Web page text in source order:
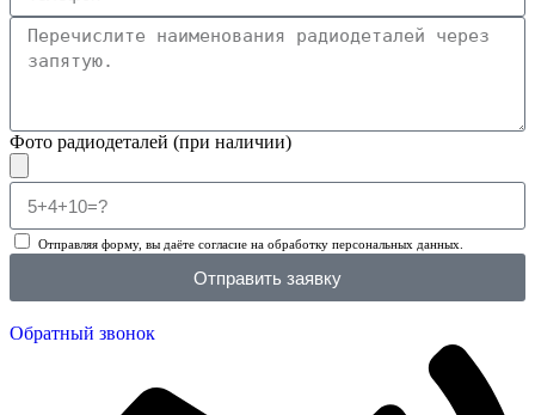
Фото радиодеталей (при наличии)
Отправляя форму, вы даёте согласие на обработку персональных данных.
Отправить заявку
Обратный звонок